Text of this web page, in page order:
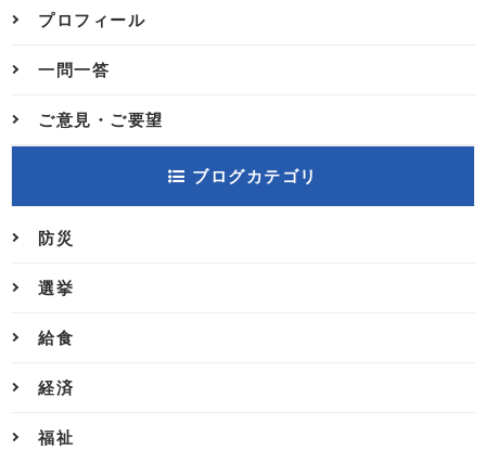
プロフィール
一問一答
ご意見・ご要望
ブログカテゴリ
防災
選挙
給食
経済
福祉